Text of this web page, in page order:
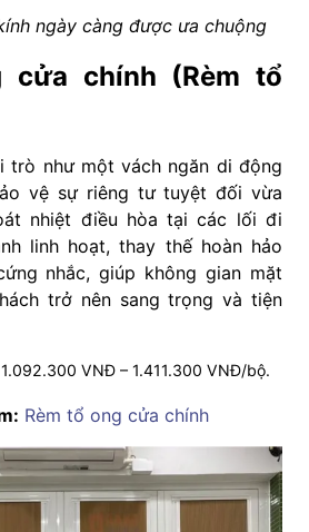
ngày càng được ưa chuộng
cửa chính (Rèm tổ
trò như một vách ngăn di động
vệ sự riêng tư tuyệt đối vừa
nhiệt điều hòa tại các lối đi
linh hoạt, thay thế hoàn hảo
nhắc, giúp không gian mặt
trở nên sang trọng và tiện
1.092.300 VNĐ – 1.411.300 VNĐ/bộ.
Rèm tổ ong cửa chính